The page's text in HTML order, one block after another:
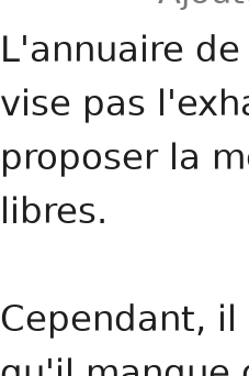
L'annuaire
vise pas
proposer la
libres.
Cependant,